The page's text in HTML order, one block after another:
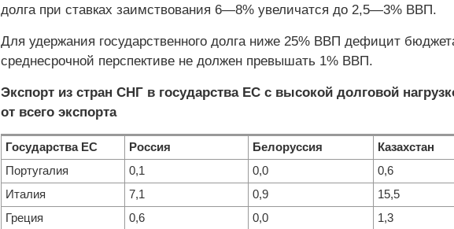
долга при ставках заимствования 6—8% увеличатся до 2,5—3% ВВП.
Для удержания государственного долга ниже 25% ВВП дефицит
среднесрочной перспективе не должен превышать 1% ВВП.
Экспорт из стран СНГ в государства ЕС с высокой долговой
от всего экспорта
Государства ЕС Россия Белоруссия
Казахстан
Португалия
0,1 0,0
0,6
Италия
7,1 0,9
15,5
Греция
0,6 0,0
1,3